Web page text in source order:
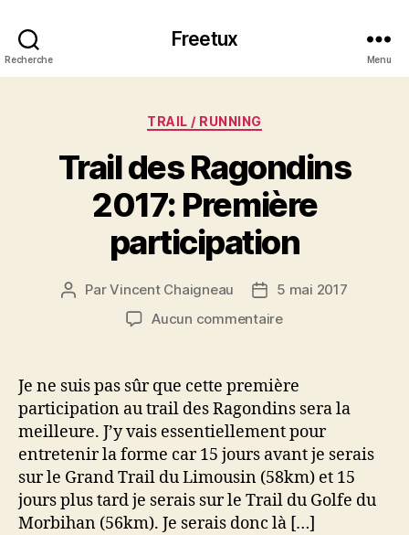
Recherche
Freetux
Menu
Catégories
TRAIL / RUNNING
Trail des Ragondins
2017: Première
participation
Auteur
ParVincent Chaigneau
Date
de
5 mai 2017
Aucun commentairesur
Première
participation
Je ne suis pas sûr que cette première
participation au trail des Ragondins sera la
meilleure. J’y vais essentiellement pour
entretenir la forme car 15 jours avant je serais
sur le Grand Trail du Limousin (58km) et 15
jours plus tard je serais sur le Trail du Golfe du
Morbihan (56km). Je serais donc là […]